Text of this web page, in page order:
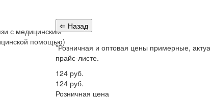
*Розничная и оптовая цены примерные,
прайс-листе.
124 руб.
124 руб.
Розничная цена